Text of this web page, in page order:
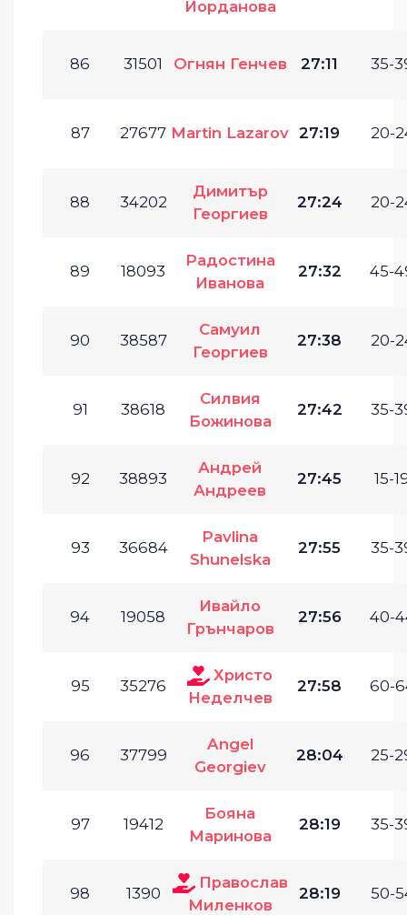
Йорданова
86 31501 Огнян Генчев 27:11 35-
87 27677 Martin Lazarov 27:19 20-
88 34202
Димитър
Георгиев
27:24 20-
89 18093
Радостина
Иванова
27:32 45-
90 38587
Самуил
Георгиев
27:38 20-
91 38618
Силвия
Божинова
27:42 35-
92 38893
Андрей
Андреев
27:45 15-
93 36684
Pavlina
Shunelska
27:55 35-
94 19058
Ивайло
Грънчаров
27:56 40-
95 35276
Христо
Неделчев
27:58 60-
96 37799
Angel
Georgiev
28:04 25-
97 19412
Бояна
Маринова
28:19 35-
98 1390
Православ
Миленков
28:19 50-